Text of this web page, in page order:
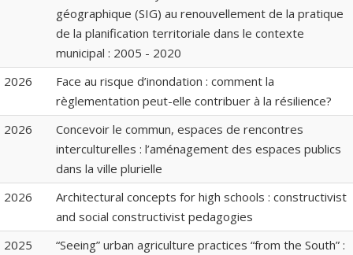
géographique (SIG) au renouvellement de la pratique
de la planification territoriale dans le contexte
municipal : 2005 - 2020
2026
Face au risque d’inondation : comment la
règlementation peut-elle contribuer à la résilience?
2026
Concevoir le commun, espaces de rencontres
interculturelles : l’aménagement des espaces publics
dans la ville plurielle
2026
Architectural concepts for high schools : constructivist
and social constructivist pedagogies
2025
“Seeing” urban agriculture practices “from the South” :